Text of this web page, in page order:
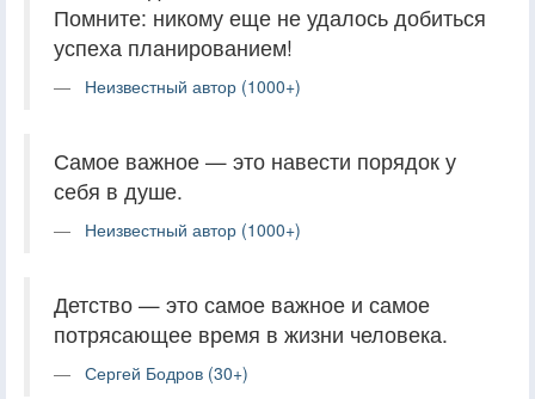
Помните: никому еще не удалось добиться
успеха планированием!
Неизвестный автор (1000+)
Самое важное — это навести порядок у
себя в душе.
Неизвестный автор (1000+)
Детство — это самое важное и самое
потрясающее время в жизни человека.
Сергей Бодров (30+)